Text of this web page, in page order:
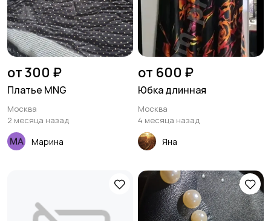
от 300 ₽
Платье MNG
Москва
2 месяца назад
Марина
от 600 ₽
Юбка длинная
Москва
4 месяца назад
Яна